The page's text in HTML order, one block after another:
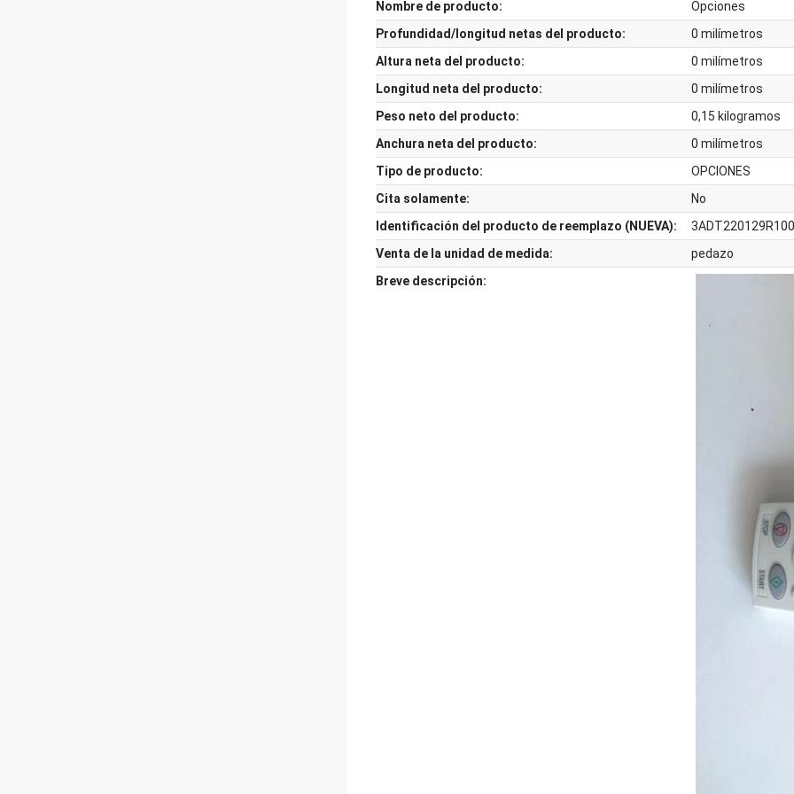
Nombre de producto:
Opciones
Profundidad/longitud netas del producto:
0 milímetros
Altura neta del producto:
0 milímetros
Longitud neta del producto:
0 milímetros
Peso neto del producto:
0,15 kilogramos
Anchura neta del producto:
0 milímetros
Tipo de producto:
OPCIONES
Cita solamente:
No
Identificación del producto de reemplazo (NUEVA):
Venta de la unidad de medida:
pedazo
Breve descripción: